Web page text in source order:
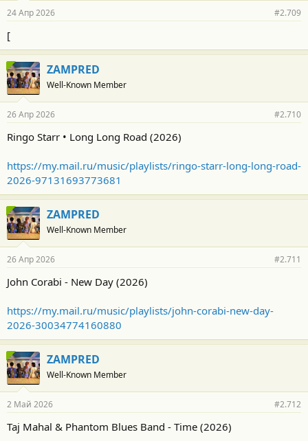
24 Апр 2026 #2.709
[
ZAMPRED
Well-Known Member
26 Апр 2026 #2.710
Ringo Starr • Long Long Road (2026)
https://my.mail.ru/music/playlists/ringo-starr-long-long-road-
2026-97131693773681
ZAMPRED
Well-Known Member
26 Апр 2026 #2.711
John Corabi - New Day (2026)
https://my.mail.ru/music/playlists/john-corabi-new-day-
2026-30034774160880
ZAMPRED
Well-Known Member
2 Май 2026 #2.712
Taj Mahal & Phantom Blues Band - Time (2026)